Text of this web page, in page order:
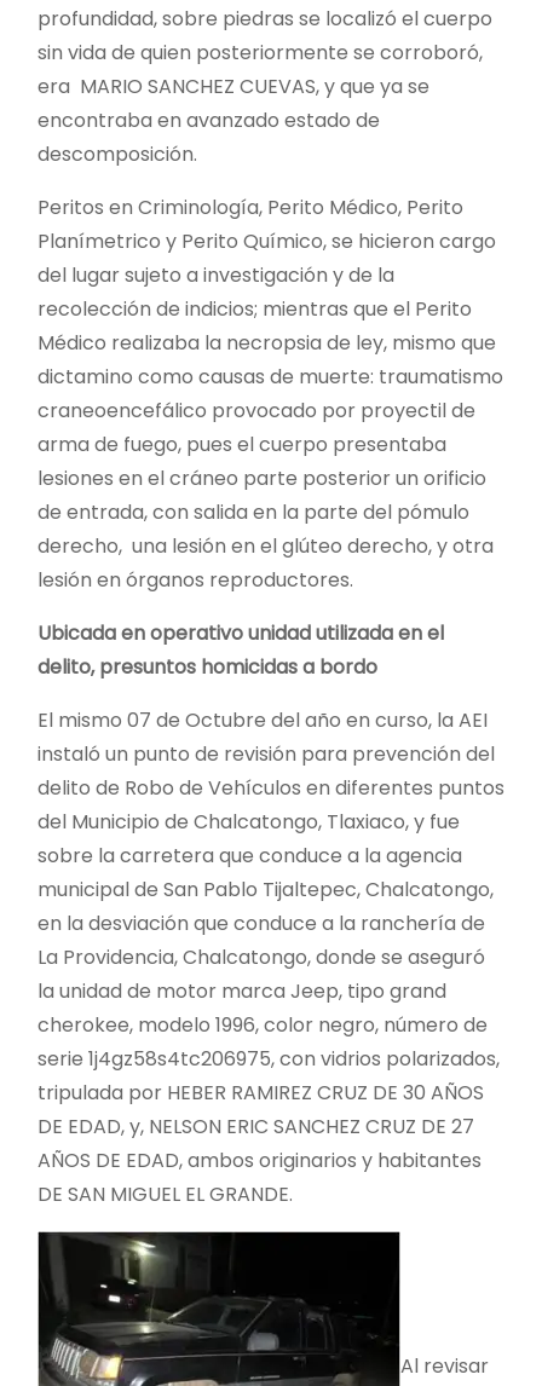
profundidad, sobre piedras se localizó el cuerpo
sin vida de quien posteriormente se corroboró,
era MARIO SANCHEZ CUEVAS, y que ya se
encontraba en avanzado estado de
descomposición.
Peritos en Criminología, Perito Médico, Perito
Planímetrico y Perito Químico, se hicieron cargo
del lugar sujeto a investigación y de la
recolección de indicios; mientras que el Perito
Médico realizaba la necropsia de ley, mismo que
dictamino como causas de muerte: traumatismo
craneoencefálico provocado por proyectil de
arma de fuego, pues el cuerpo presentaba
lesiones en el cráneo parte posterior un orificio
de entrada, con salida en la parte del pómulo
derecho, una lesión en el glúteo derecho, y otra
lesión en órganos reproductores.
Ubicada en operativo unidad utilizada en el
delito, presuntos homicidas a bordo
El mismo 07 de Octubre del año en curso, la AEI
instaló un punto de revisión para prevención del
delito de Robo de Vehículos en diferentes puntos
del Municipio de Chalcatongo, Tlaxiaco, y fue
sobre la carretera que conduce a la agencia
municipal de San Pablo Tijaltepec, Chalcatongo,
en la desviación que conduce a la ranchería de
La Providencia, Chalcatongo, donde se aseguró
la unidad de motor marca Jeep, tipo grand
cherokee, modelo 1996, color negro, número de
serie 1j4gz58s4tc206975, con vidrios polarizados,
tripulada por HEBER RAMIREZ CRUZ DE 30 AÑOS
DE EDAD, y, NELSON ERIC SANCHEZ CRUZ DE 27
AÑOS DE EDAD, ambos originarios y habitantes
DE SAN MIGUEL EL GRANDE.
Al revisar